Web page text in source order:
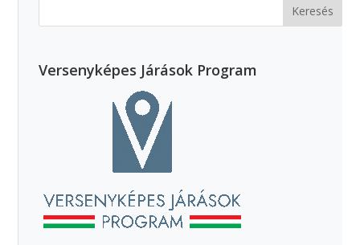
Versenyképes Járások Program